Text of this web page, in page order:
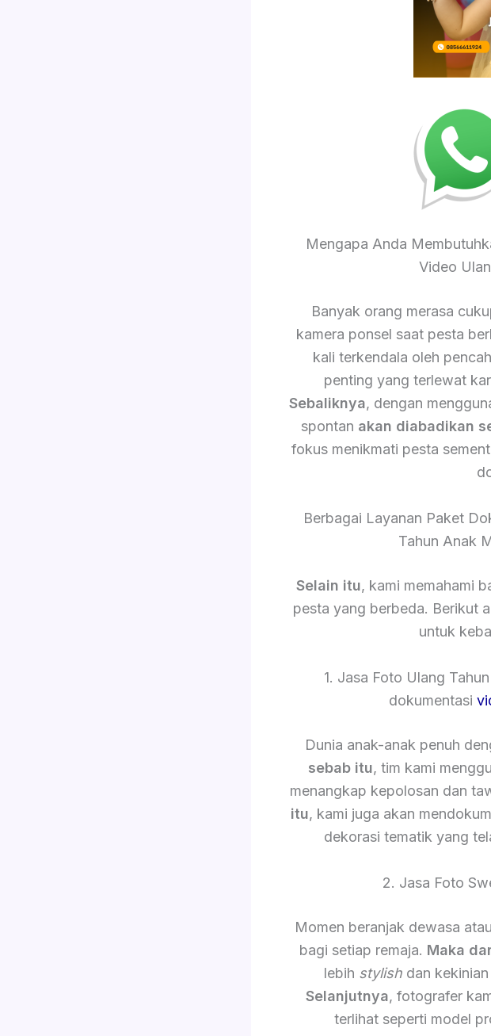
Mengapa Anda
Video
Banyak orang merasa
kamera ponsel saat pesta
kali terkendala oleh
penting yang terlewat
Sebaliknya, dengan
spontan akan diabadikan
fokus menikmati pesta
Berbagai Layanan Paket
Tahun Anak
Selain itu, kami memahami
pesta yang berbeda. Berikut
untuk
1. Jasa Foto Ulang
dokumentasi
Dunia anak-anak penuh
sebab itu, tim kami
menangkap kepolosan dan
itu, kami juga akan
dekorasi tematik yang
2. Jasa Foto
Momen beranjak dewasa atau
bagi setiap remaja. Maka
lebih stylish dan
Selanjutnya, fotografer
terlihat seperti model